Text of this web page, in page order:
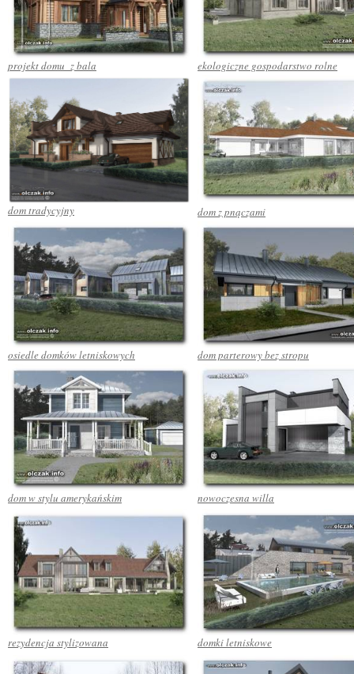
projekt domu z bala ekologiczne gospodarstwo rolne
dom tradycyjny dom z pnączami
osiedle domków letniskowych dom parterowy bez stropu
dom w stylu amerykańskim nowoczesna willa
rezydencja stylizowana domki letniskowe